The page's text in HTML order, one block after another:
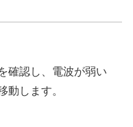
確認し、電波が弱い
動します。